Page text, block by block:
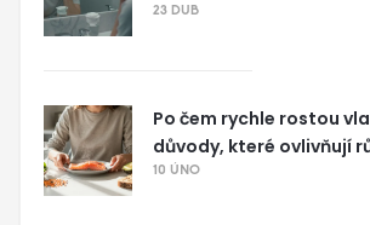
23 DUB
Po čem rychle rostou
důvody, které ovlivňují
10 ÚNO